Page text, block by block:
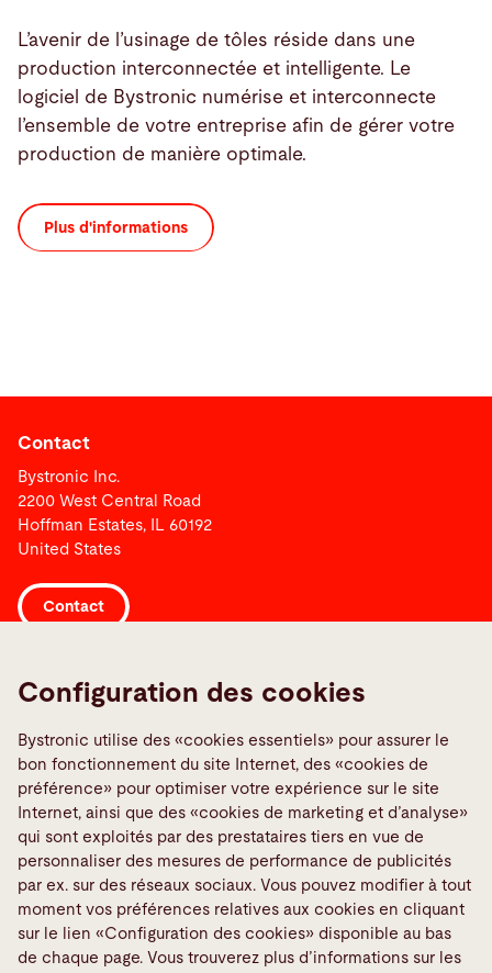
L’avenir de l’usinage de tôles réside dans une
production interconnectée et intelligente. Le
logiciel de Bystronic numérise et interconnecte
l’ensemble de votre entreprise afin de gérer votre
production de manière optimale.
Plus d'informations
Contact
Bystronic Inc.
2200 West Central Road
Hoffman Estates, IL 60192
United States
Contact
Liens
Bystronic Webshop
Contacts worldwide
Media Center
Report a fault
TeamViewer
Quality policies
Médias sociaux
Configuration des cookies
Bystronic utilise des «cookies essentiels» pour assurer le
bon fonctionnement du site Internet, des «cookies de
préférence» pour optimiser votre expérience sur le site
Internet, ainsi que des «cookies de marketing et d’analyse»
qui sont exploités par des prestataires tiers en vue de
personnaliser des mesures de performance de publicités
par ex. sur des réseaux sociaux. Vous pouvez modifier à tout
moment vos préférences relatives aux cookies en cliquant
sur le lien «Configuration des cookies» disponible au bas
de chaque page. Vous trouverez plus d’informations sur les